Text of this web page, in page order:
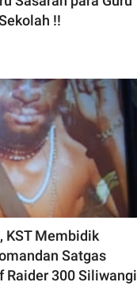
!!
KST Membidik
Satgas
Raider 300 Siliwangi